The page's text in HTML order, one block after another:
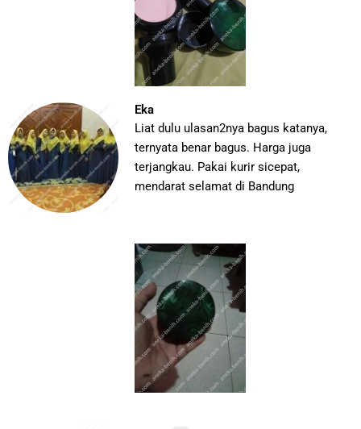
Eka
Liat dulu ulasan2nya bagus katanya,
ternyata benar bagus. Harga juga
terjangkau. Pakai kurir sicepat,
mendarat selamat di Bandung